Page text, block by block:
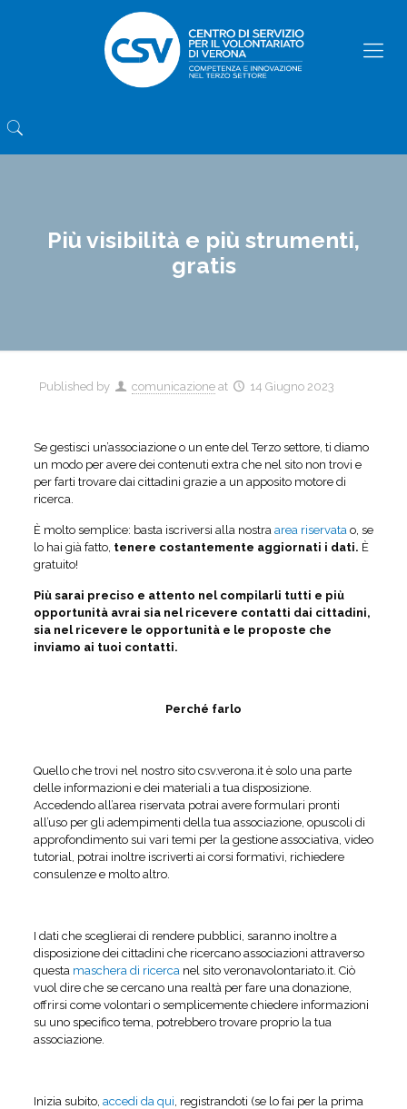
Più visibilità e più strumenti,
gratis
Published by comunicazione at 14 Giugno 2023
Se gestisci un’associazione o un ente del Terzo settore, ti diamo
un modo per avere dei contenuti extra che nel sito non trovi e
per farti trovare dai cittadini grazie a un apposito motore di
ricerca.
È molto semplice: basta iscriversi alla nostra area riservatao, se
lo hai già fatto, tenere costantemente aggiornati i dati. È
gratuito!
Più sarai preciso e attento nel compilarli tutti e più
opportunità avrai sia nel ricevere contatti dai cittadini,
sia nel ricevere le opportunità e le proposte che
inviamo ai tuoi contatti.
Perché farlo
Quello che trovi nel nostro sito csv.verona.it è solo una parte
delle informazioni e dei materiali a tua disposizione.
Accedendo all’area riservata potrai avere formulari pronti
all’uso per gli adempimenti della tua associazione, opuscoli di
approfondimento sui vari temi per la gestione associativa, video
tutorial, potrai inoltre iscriverti ai corsi formativi, richiedere
consulenze e molto altro.
I dati che sceglierai di rendere pubblici, saranno inoltre a
disposizione dei cittadini che ricercano associazioni attraverso
questa maschera di ricercanel sito veronavolontariato.it. Ciò
vuol dire che se cercano una realtà per fare una donazione,
offrirsi come volontari o semplicemente chiedere informazioni
su uno specifico tema, potrebbero trovare proprio la tua
associazione.
Inizia subito, accedi da qui, registrandoti (se lo fai per la prima